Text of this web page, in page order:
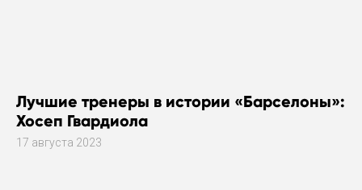
Лучшие тренеры в истории «Барселоны»:
Хосеп Гвардиола
17 августа 2023